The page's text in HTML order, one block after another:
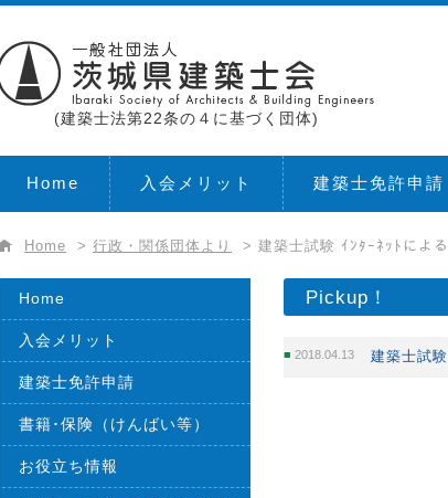
(建築士法第22条の４に基づく団体)
Home 入会メリット 建築士免許申請
Home > 行政・関係団体より > 建築士試験 ｲﾝﾀｰﾈｯﾄによ
Pickup！
2018.04.13 建築士試
Home
入会メリット
建築士免許申請
書籍･保険（けんばい等）
お役立ち情報